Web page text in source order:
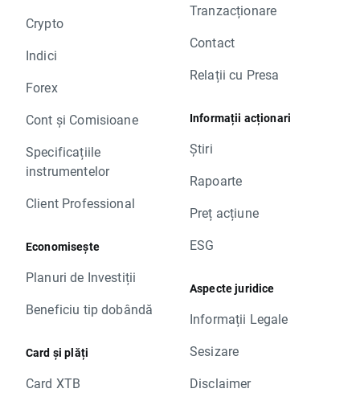
Crypto
Indici
Forex
Cont și Comisioane
Specificațiile
instrumentelor
Client Professional
Economisește
Planuri de Investiții
Beneficiu tip dobândă
Card și plăți
Card XTB
Tranzacționare
Contact
Relații cu Presa
Informații acționari
Știri
Rapoarte
Preț acțiune
ESG
Aspecte juridice
Informații Legale
Sesizare
Disclaimer